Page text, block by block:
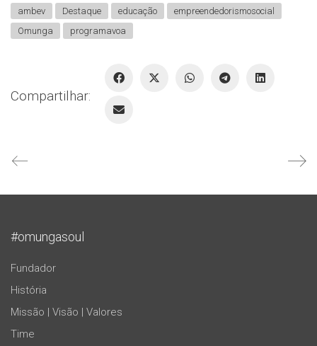
ambev Destaque educação
empreendedorismosocial
Omunga
programavoa
Compartilhar:
#omungasoul
Fundador
História
Missão | Visão | Valores
Time